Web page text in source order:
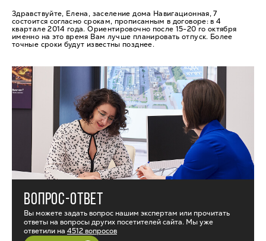
Здравствуйте, Елена, заселение дома Навигационная, 7
состоится согласно срокам, прописанным в договоре: в 4
квартале 2014 года. Ориентировочно после 15-20 го октября
именно на это время Вам лучше планировать отпуск. Более
точные сроки будут известны позднее.
ВОПРОС-ОТВЕТ
Вы можете задать вопрос нашим экспертам или прочитать
ответы на вопросы других посетителей сайта. Мы уже
ответили на 4512 вопросов